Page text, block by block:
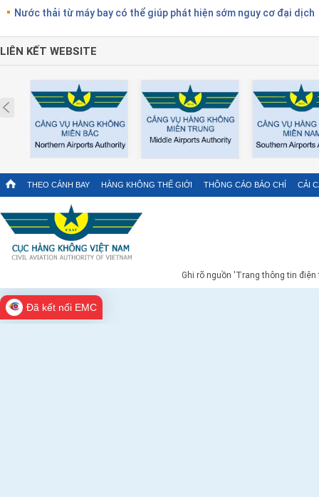
Nước thải từ máy bay có thể giúp phát hiện sớm nguy cơ đại dịch
LIÊN KẾT WEBSITE
Prev
THEO CÁNH BAY HÀNG KHÔNG THẾ GIỚI THÔNG CÁO BÁO CHÍ CẢI
Ghi rõ nguồn 'Trang thông tin
Đã kết nối EMC